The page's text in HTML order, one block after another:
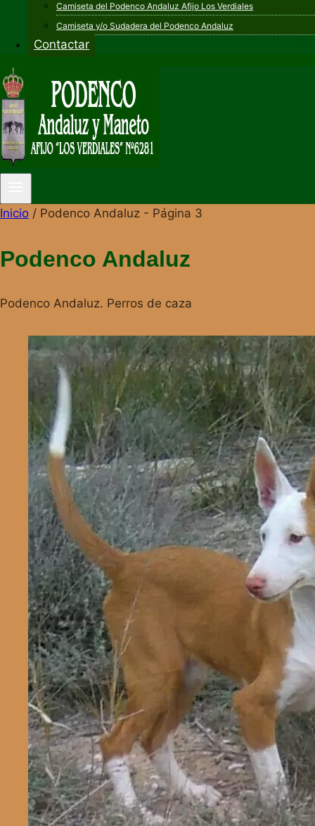
Camiseta del Podenco Andaluz Afijo Los Verdiales
Camiseta y/o Sudadera del Podenco Andaluz
Contactar
Inicio / Podenco Andaluz - Página 3
Podenco Andaluz
Podenco Andaluz. Perros de caza